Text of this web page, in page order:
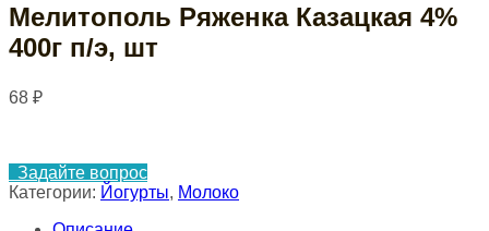
Мелитополь Ряженка Казацкая 4%
400г п/э, шт
68 ₽
Задайте вопрос
Категории: Йогурты, Молоко